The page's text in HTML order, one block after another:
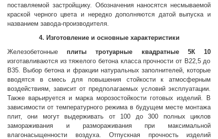
поставляемой застройщику. Обозначения наносятся несмываемой
краской черного цвета и нередко дополняются датой выпуска и
названием завода-производителя.
4. Изготовление и основные характеристики
Железобетонные плиты тротуарные квадратные 5К 10
изготавливаются из тяжелого бетона класса прочности от В22,5 до
В35. Выбор бетона и фракции натуральных заполнителей, которые
вводятся в смесь для повышения стойкости к атмосферным
воздействиям, зависит от предполагаемых условий эксплуатации.
Также варьируется и марка морозостойкости готовых изделий. В
зависимости от температурного режима в будущем месте монтажа
плит, они могут выдерживать от 100 до 300 полных циклов
замораживания и размораживания при максимальной
влагонасыщенности воздуха. Отпускная прочность изделий